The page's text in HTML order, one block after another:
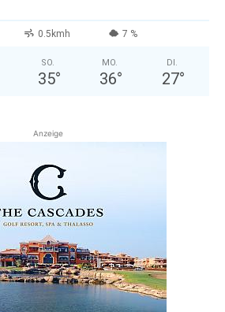
0.5kmh 7 %
SO.
35°
MO.
36°
DI.
27°
Anzeige